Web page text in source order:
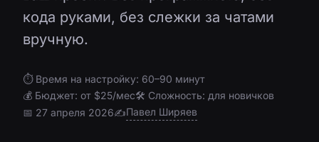
кода руками, без слежки за чатами
вручную.
⏱ Время на настройку: 60–90 минут
💰 Бюджет: от $25/мес🛠 Сложность: для новичков
📅 27 апреля 2026✍️Павел Ширяев